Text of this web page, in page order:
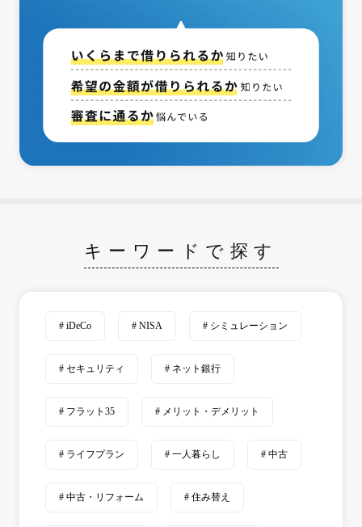
キーワードで探す
# iDeCo # NISA # シミュレーション
# セキュリティ # ネット銀行
# フラット35 # メリット・デメリット
# ライフプラン # 一人暮らし # 中古
# 中古・リフォーム # 住み替え